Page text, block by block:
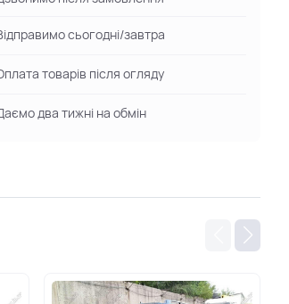
сьогодні/завтра
товарів після огляду
два тижні на обмін